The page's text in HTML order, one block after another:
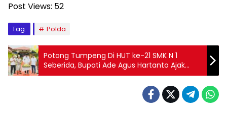
Post Views: 52
Tag: Polda
Potong Tumpeng Di HUT ke-21 SMK N 1
Seberida, Bupati Ade Agus Hartanto Ajak
Siswa Bersiap Jadi Generasi Emas 2045